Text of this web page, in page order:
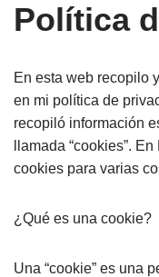
Política
En esta web recopilo
en mi política de
recopiló información
llamada “cookies”.
cookies para varias
¿Qué es una cookie?
Una “cookie” es una